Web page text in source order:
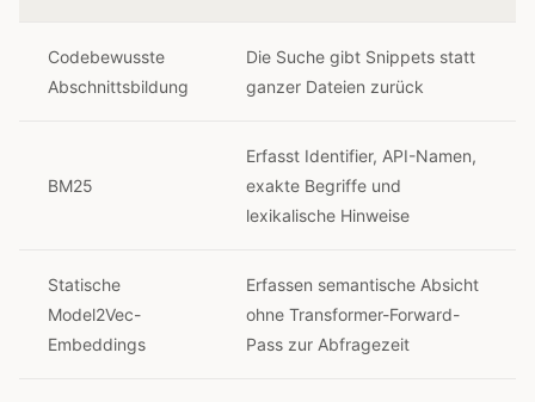
Codebewusste
Abschnittsbildung
Die Suche gibt Snippets statt
ganzer Dateien zurück
BM25
Erfasst Identifier, API-Namen,
exakte Begriffe und
lexikalische Hinweise
Statische
Model2Vec-
Embeddings
Erfassen semantische Absicht
ohne Transformer-Forward-
Pass zur Abfragezeit